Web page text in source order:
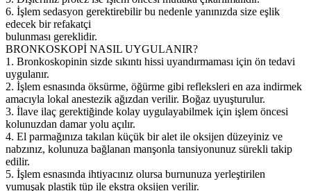
6. İşlem sedasyon gerektirebilir bu nedenle yanınızda size eşlik
edecek bir refakatçi
bulunması gereklidir.
BRONKOSKOPİ NASIL UYGULANIR?
1. Bronkoskopinin sizde sıkıntı hissi uyandırmaması için ön tedavi
uygulanır.
2. İşlem esnasında öksürme, öğürme gibi refleksleri en aza indirmek
amacıyla lokal anestezik ağızdan verilir. Boğaz uyuşturulur.
3. İlave ilaç gerektiğinde kolay uygulayabilmek için işlem öncesi
kolunuzdan damar yolu açılır.
4. El parmağınıza takılan küçük bir alet ile oksijen düzeyiniz ve
nabzınız, kolunuza bağlanan manşonla tansiyonunuz sürekli takip
edilir.
5. İşlem esnasında ihtiyacınız olursa burnunuza yerleştirilen
yumuşak plastik tüp ile ekstra oksijen verilir.